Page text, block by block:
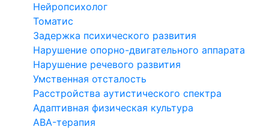
Нейропсихолог
Томатис
Задержка психического развития
Нарушение опорно-двигательного аппарата
Нарушение речевого развития
Умственная отсталость
Расстройства аутистического спектра
Адаптивная физическая культура
ABA-терапия